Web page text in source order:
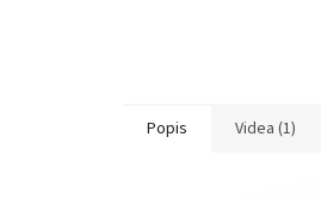
Popis Videa (1)